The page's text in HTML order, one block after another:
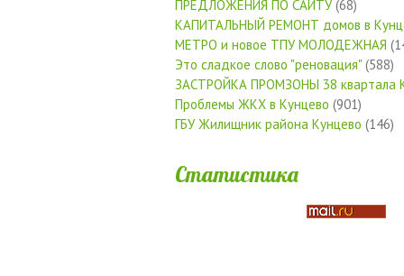
ПРЕДЛОЖЕНИЯ ПО САЙТУ(68)
КАПИТАЛЬНЫЙ РЕМОНТ домов в
МЕТРО и новое ТПУ МОЛОДЕЖНАЯ
Это сладкое слово "реновация" (588)
ЗАСТРОЙКА ПРОМЗОНЫ 38 квартала
Проблемы ЖКХ в Кунцево (901)
ГБУ Жилищник района Кунцево (146)
Статистика